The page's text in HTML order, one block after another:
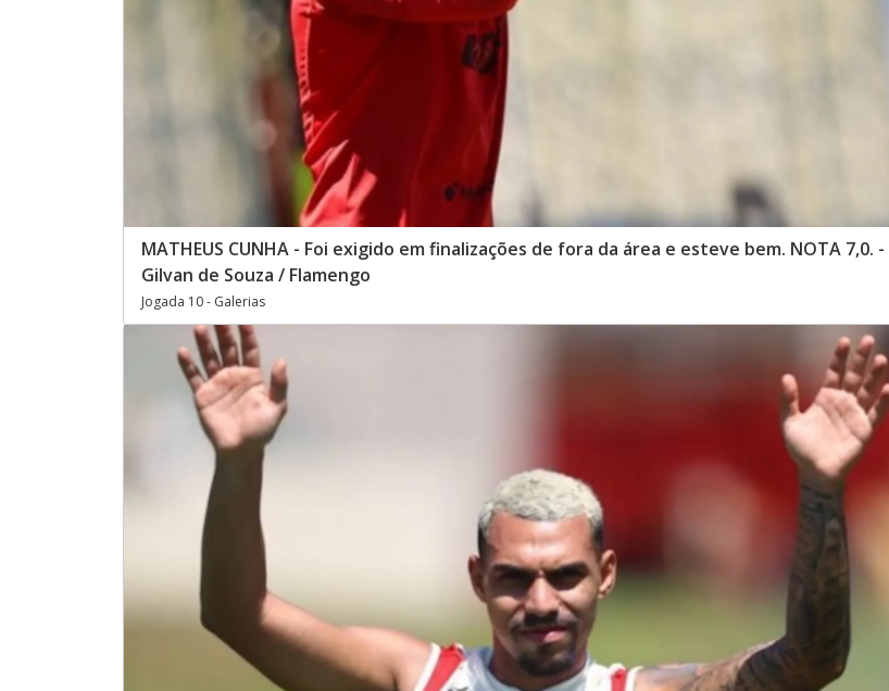
MATHEUS CUNHA - Foi exigido em finalizações de fora da área e esteve bem. NOTA 7,0.
Gilvan de Souza / Flamengo
Jogada 10 - Galerias